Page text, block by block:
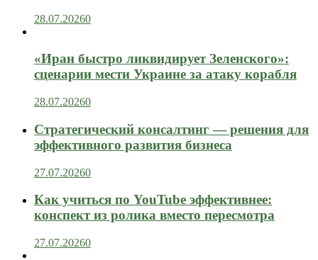
28.07.20260
«Иран быстро ликвидирует Зеленского»:
сценарии мести Украине за атаку корабля
28.07.20260
Стратегический консалтинг — решения для
эффективного развития бизнеса
27.07.20260
Как учиться по YouTube эффективнее:
конспект из ролика вместо пересмотра
27.07.20260